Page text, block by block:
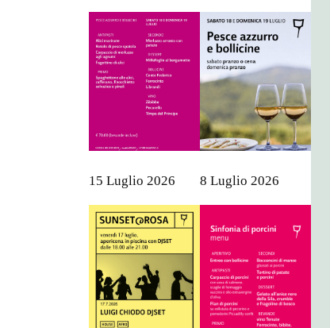
15 Luglio 2026 8 Luglio 2026